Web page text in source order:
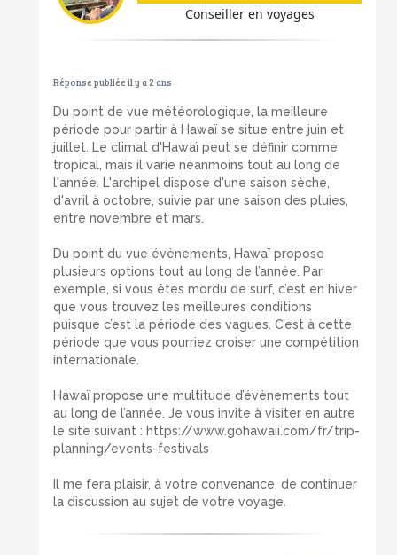
Conseiller en voyages
Réponse publiée il y a 2 ans
Du point de vue météorologique, la meilleure
période pour partir à Hawaï se situe entre juin et
juillet. Le climat d'Hawaï peut se définir comme
tropical, mais il varie néanmoins tout au long de
l'année. L'archipel dispose d'une saison sèche,
d'avril à octobre, suivie par une saison des pluies,
entre novembre et mars.
Du point du vue évènements, Hawaï propose
plusieurs options tout au long de l’année. Par
exemple, si vous êtes mordu de surf, c’est en hiver
que vous trouvez les meilleures conditions
puisque c’est la période des vagues. C’est à cette
période que vous pourriez croiser une compétition
internationale.
Hawaï propose une multitude d’évènements tout
au long de l’année. Je vous invite à visiter en autre
le site suivant : https://www.gohawaii.com/fr/trip-
planning/events-festivals
Il me fera plaisir, à votre convenance, de continuer
la discussion au sujet de votre voyage.